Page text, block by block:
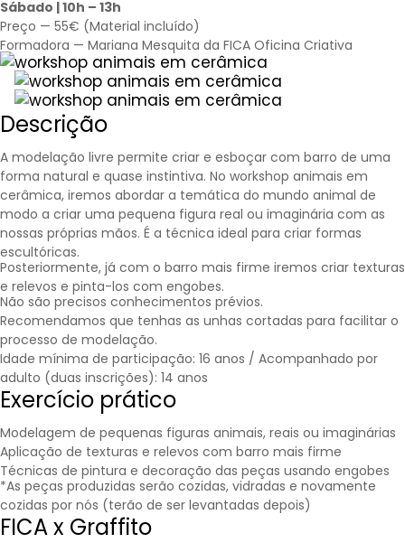
Sábado | 10h – 13h
Preço — 55€ (Material incluído)
Formadora — Mariana Mesquita da FICA Oficina Criativa
Descrição
A modelação livre permite criar e esboçar com barro de uma
forma natural e quase instintiva. No workshop animais em
cerâmica, iremos abordar a temática do mundo animal de
modo a criar uma pequena figura real ou imaginária com as
nossas próprias mãos. É a técnica ideal para criar formas
escultóricas.
Posteriormente, já com o barro mais firme iremos criar texturas
e relevos e pinta-los com engobes.
Não são precisos conhecimentos prévios.
Recomendamos que tenhas as unhas cortadas para facilitar o
processo de modelação.
Idade mínima de participação: 16 anos / Acompanhado por
adulto (duas inscrições): 14 anos
Exercício prático
Modelagem de pequenas figuras animais, reais ou imaginárias
Aplicação de texturas e relevos com barro mais firme
Técnicas de pintura e decoração das peças usando engobes
*As peças produzidas serão cozidas, vidradas e novamente
cozidas por nós (terão de ser levantadas depois)
FICA x Graffito